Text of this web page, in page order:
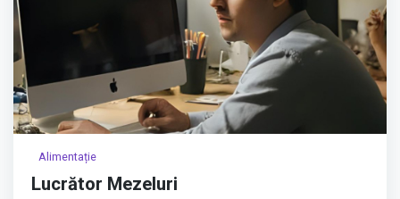
Alimentație
Lucrător Mezeluri